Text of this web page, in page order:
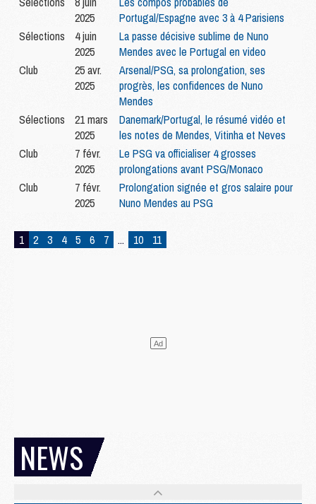
2025
Portugal/Espagne avec 3 à 4 Parisiens
Sélections
4 juin
2025
La passe décisive sublime de Nuno
Mendes avec le Portugal en video
Club
25 avr.
2025
Arsenal/PSG, sa prolongation, ses
progrès, les confidences de Nuno
Mendes
Sélections
21 mars
2025
Danemark/Portugal, le résumé vidéo et
les notes de Mendes, Vitinha et Neves
Club
7 févr.
2025
Le PSG va officialiser 4 grosses
prolongations avant PSG/Monaco
Club
7 févr.
2025
Prolongation signée et gros salaire pour
Nuno Mendes au PSG
1 2 3 4 5 6 7 ... 10 11
NEWS